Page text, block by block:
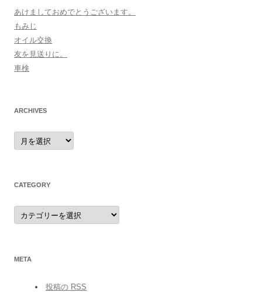
あけましておめでとうございます。
もみじ
オイル交換
友を見送りに。
車検
ARCHIVES
archives
CATEGORY
category
META
投稿の RSS